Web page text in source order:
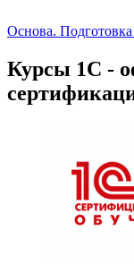
Основа.
Курсы 1С -